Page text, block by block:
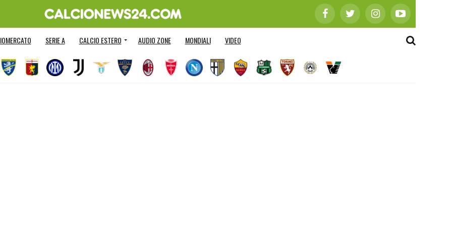
SERIE A CALCIO ESTERO AUDIO ZONE MONDIALI VIDEO